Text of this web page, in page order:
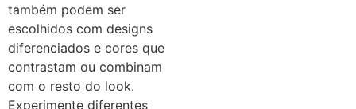
também podem ser
escolhidos com designs
diferenciados e cores que
contrastam ou combinam
com o resto do look.
Experimente diferentes